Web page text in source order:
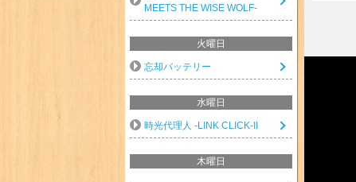
MEETS THE WISE WOLF-
火曜日
忘却バッテリー
水曜日
時光代理人 -LINK CLICK-II
木曜日